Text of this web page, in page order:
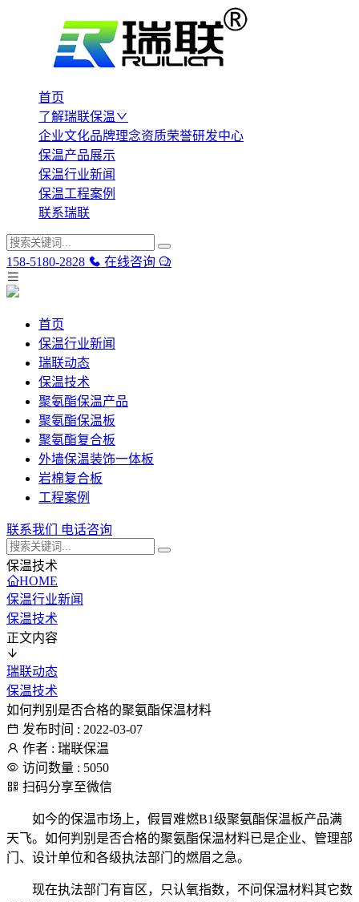
首页
了解瑞联保温
企业文化品牌理念资质荣誉研发中心
保温产品展示
保温行业新闻
保温工程案例
联系瑞联
158-5180-2828 在线咨询
首页
保温行业新闻
瑞联动态
保温技术
聚氨酯保温产品
聚氨酯保温板
聚氨酯复合板
外墙保温装饰一体板
岩棉复合板
工程案例
联系我们 电话咨询
保温技术
HOME
保温行业新闻
保温技术
正文内容
瑞联动态
保温技术
如何判别是否合格的聚氨酯保温材料
发布时间 : 2022-03-07
作者 : 瑞联保温
访问数量 : 5050
扫码分享至微信
如今的保温市场上，假冒难燃B1级聚氨酯保温板产品满
天飞。如何判别是否合格的聚氨酯保温材料已是企业、管理部
门、设计单位和各级执法部门的燃眉之急。
现在执法部门有盲区，只认氧指数，不问保温材料其它数